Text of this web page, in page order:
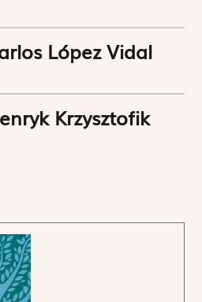
López Vidal
Krzysztofik